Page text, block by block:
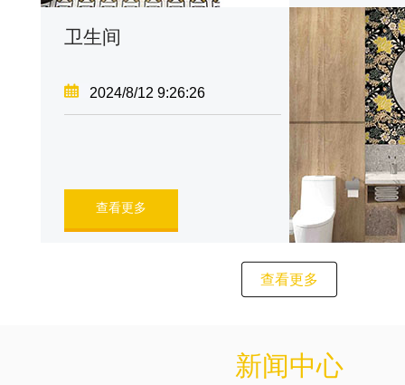
卫生间
2024/8/12 9:26:26
查看更多
查看更多
新闻中心